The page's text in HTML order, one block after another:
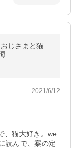
じさまと猫
2021/6/12
、猫大好き。we
読んで、案の定